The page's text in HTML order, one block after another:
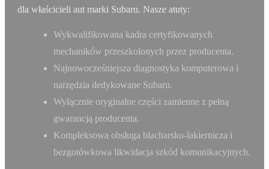
dla właścicieli aut marki Subaru. Nasze atuty:
Wykwalifikowana kadra certyfikowanych
mechaników przeszkolonych przez producenta.
Najnowocześniejsza diagnostyka komputerowa i
narzędzia dedykowane Subaru.
Wyłącznie oryginalne części zamienne z pełną
gwarancją producenta.
Kompleksowa obsługa blacharsko-lakiernicza i
bezgotówkowa likwidacja szkód komunikacyjnych.